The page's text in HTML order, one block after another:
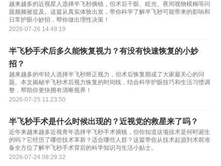
越来越多的近视星人选择半飞秒摘镜，但术后干眼、眩光、夜间视物模糊等问
题频频被提及。这篇从真实体验出发，带你科学了解半飞秒可能带来的影响和
日常护眼小妙招，帮你做出理性决策！
2026-07-26 14:49:19
半飞秒手术后多久能恢复视力？有没有快速恢复的小妙
招？
越来越多的年轻人选择半飞秒矫正视力，但术后恢复期成了大家最关心的问
题。本文揭秘半飞秒术后视力恢复的时间线，结合科学护眼技巧和生活习惯调
整，帮助你更快拥有清晰视界！
2026-07-25 11:23:50
半飞秒手术是什么时候出现的？近视党的救星来了吗？
近年来越来越多近视青年选择半飞秒手术摘镜，但你知道这项技术是何时诞生
的吗？它经历了哪些技术革新？适合哪些人群？这篇带你从技术起源到术前准
备全方位了解半飞秒手术背后的科学知识与生活小贴士。
2026-07-24 08:29:32